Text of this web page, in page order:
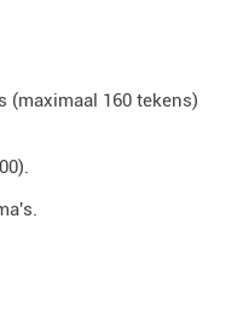
(maximaal 160 tekens)